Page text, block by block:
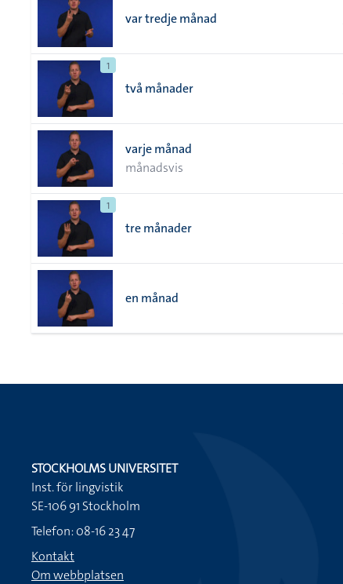
var tredje månad
1
två månader
varje månad
månadsvis
1
tre månader
en månad
STOCKHOLMS UNIVERSITET
Inst. för lingvistik
SE-106 91 Stockholm
Telefon: 08-16 23 47
Kontakt
Om webbplatsen